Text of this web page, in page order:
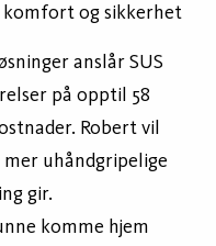
komfort og sikkerhet
anslår SUS
på opptil 58
Robert vil
uhåndgripelige
gir.
komme hjem